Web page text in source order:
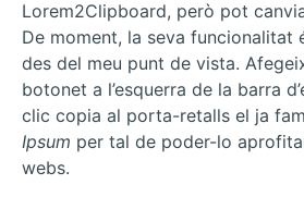
Lorem2Clipboard, però pot
De moment, la seva funcionalitat
des del meu punt de vista.
botonet a l’esquerra de la barra
clic copia al porta-retalls el ja
Ipsum per tal de poder-lo
webs.